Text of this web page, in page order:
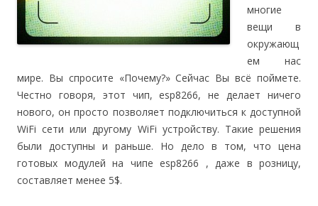
многие
вещи в
окружающ
ем нас
мире. Вы спросите «Почему?» Сейчас Вы всё поймете.
Честно говоря, этот чип, esp8266, не делает ничего
нового, он просто позволяет подключиться к доступной
WiFi сети или другому WiFi устройству. Такие решения
были доступны и раньше. Но дело в том, что цена
готовых модулей на чипе esp8266 , даже в розницу,
составляет менее 5$.